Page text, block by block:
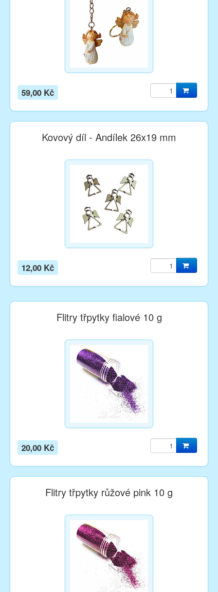
59,00 Kč
Kovový díl - Andílek 26x19 mm
12,00 Kč
Flitry třpytky fialové 10 g
20,00 Kč
Flitry třpytky růžové pink 10 g